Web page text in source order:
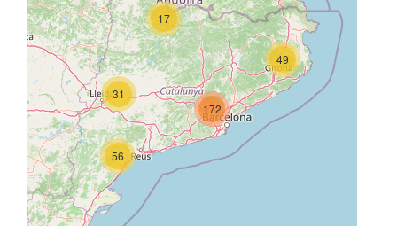
31
17
49
56
172